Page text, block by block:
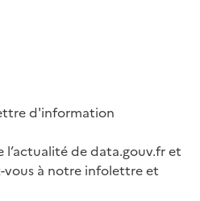
d'information
l’actualité de data.gouv.fr et
vous à notre infolettre et